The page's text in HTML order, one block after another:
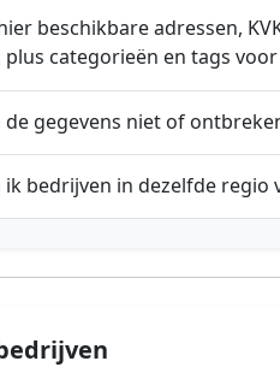
beschikbare adressen,
plus categorieën en tags
de gegevens niet of
ik bedrijven in dezelfde regio